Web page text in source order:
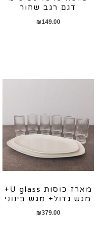
דגם רגב שחור
₪149.00
מארז כוסות U glass+
מגש גדול+ מגש בינוני
₪379.00